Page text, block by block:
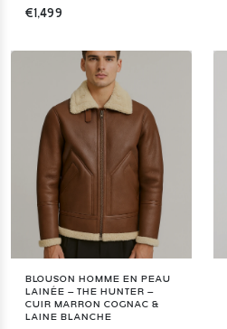
€1,499
BLOUSON HOMME EN PEAU
LAINÉE – THE HUNTER –
CUIR MARRON COGNAC &
LAINE BLANCHE